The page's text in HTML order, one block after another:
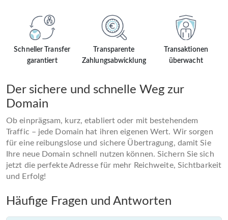
Schneller Transfer
garantiert
Transparente
Zahlungsabwicklung
Transaktionen
überwacht
Der sichere und schnelle Weg zur
Domain
Ob einprägsam, kurz, etabliert oder mit bestehendem
Traffic – jede Domain hat ihren eigenen Wert. Wir sorgen
für eine reibungslose und sichere Übertragung, damit Sie
Ihre neue Domain schnell nutzen können. Sichern Sie sich
jetzt die perfekte Adresse für mehr Reichweite, Sichtbarkeit
und Erfolg!
Häufige Fragen und Antworten